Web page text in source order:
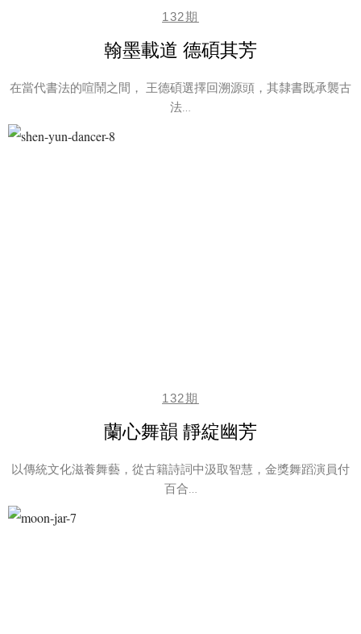
132期
翰墨載道 德碩其芳
在當代書法的喧鬧之間， 王德碩選擇回溯源頭，其隸書既承襲古
法…
132期
蘭心舞韻 靜綻幽芳
以傳統文化滋養舞藝，從古籍詩詞中汲取智慧，金獎舞蹈演員付
百合…